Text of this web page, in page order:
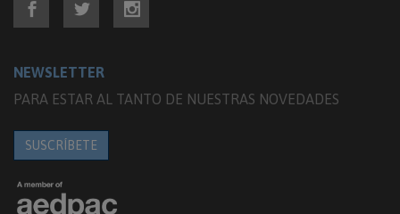
NEWSLETTER
PARA ESTAR AL TANTO DE NUESTRAS NOVEDADES
SUSCRÍBETE